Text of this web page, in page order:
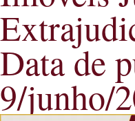
Data de
9/junho/